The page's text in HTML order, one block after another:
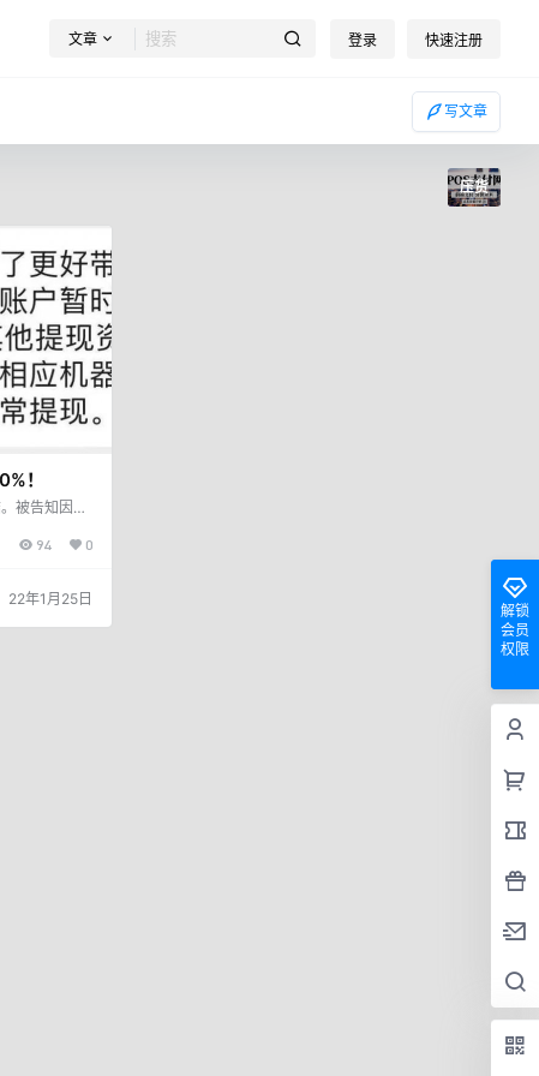
文章 登录 快速注册
写文章
压货
！
被告知因长
，后续可解冻
常归公司
单 6.分润经
割 以前0.5
94 0
22年1月25日
解锁
会员
权限